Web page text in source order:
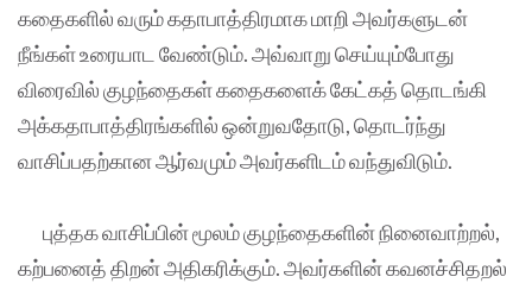
கதைகளில் வரும் கதாபாத்திரமாக மாறி அவர்களுடன்
நீங்கள் உரையாட வேண்டும். அவ்வாறு செய்யும்போது
விரைவில் குழந்தைகள் கதைகளைக் கேட்கத் தொடங்கி
அக்கதாபாத்திரங்களில் ஒன்றுவதோடு, தொடர்ந்து
வாசிப்பதற்கான ஆர்வமும் அவர்களிடம் வந்துவிடும்.
புத்தக வாசிப்பின் மூலம் குழந்தைகளின் நினைவாற்றல்,
கற்பனைத் திறன் அதிகரிக்கும். அவர்களின் கவனச்சிதறல்